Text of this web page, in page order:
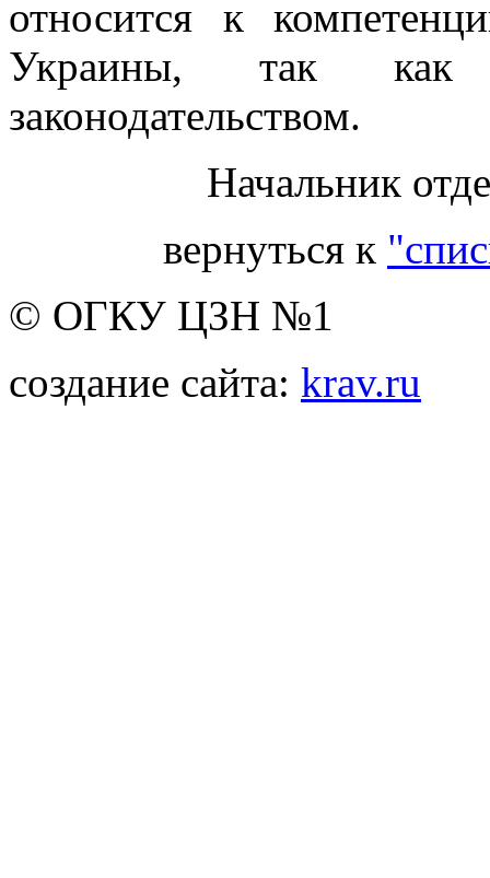
относится к
Украины, так как
законодательством.
Начальник
вернуться к
© ОГКУ ЦЗН №1
создание сайта: krav.ru